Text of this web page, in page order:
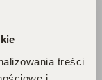
treści